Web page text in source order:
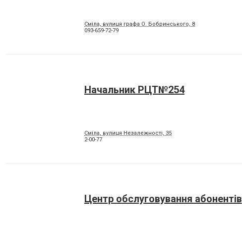
Сміла, вулиця графа О. Бобринського, 8
093-659-72-79
Начальник РЦТ№254
Сміла, вулиця Незалежності, 35
2-00-77
Центр обслуговування абонентів